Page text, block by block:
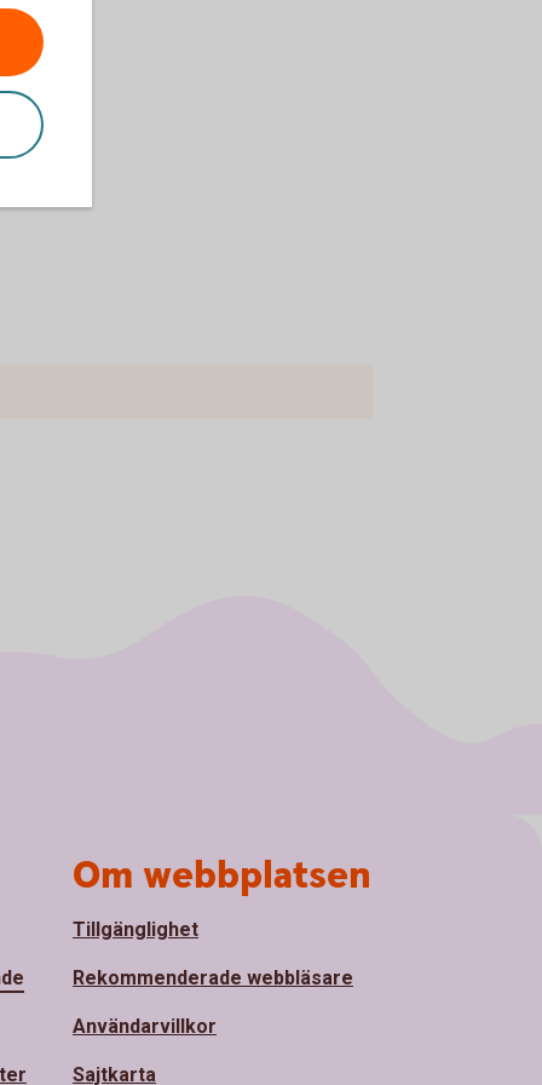
Om webbplatsen
Tillgänglighet
Rekommenderade webbläsare
Användarvillkor
Sajtkarta